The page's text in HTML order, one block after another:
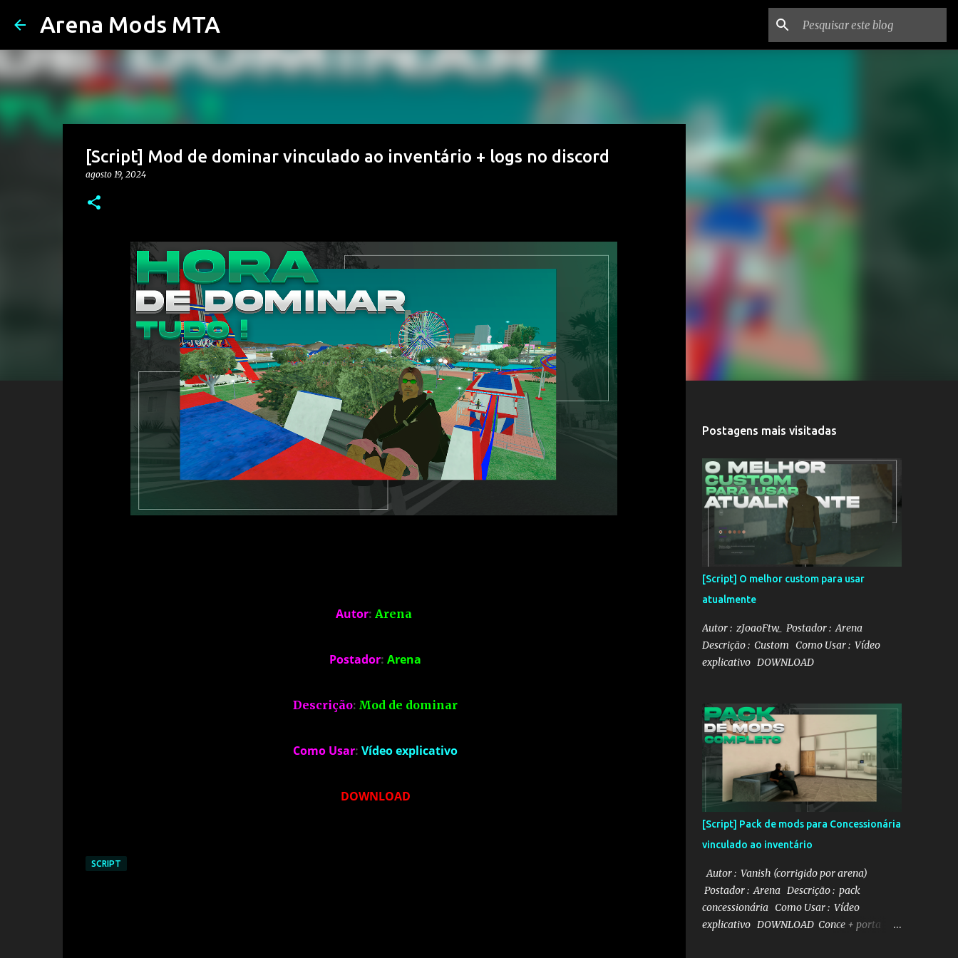
Arena Mods MTA
[Script] Mod de dominar vinculado ao inventário + logs no discord
agosto 19, 2024
Autor: Arena
Postador: Arena
Descrição: Mod de dominar
Como Usar: Vídeo explicativo
DOWNLOAD
SCRIPT
Postagens mais visitadas
[Script] O melhor custom para usar
atualmente
Autor : zJoaoFtw_ Postador : Arena
Descrição : Custom Como Usar : Vídeo
explicativo DOWNLOAD
[Script] Pack de mods para Concessionária
vinculado ao inventário
Autor : Vanish (corrigido por arena)
Postador : Arena Descrição : pack
concessionária Como Usar : Vídeo
explicativo DOWNLOAD Conce + porta